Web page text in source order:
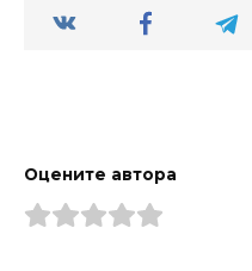
Оцените автора